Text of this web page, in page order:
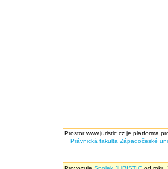
Prostor www.juristic.cz je platforma
Právnická fakulta Západočeské